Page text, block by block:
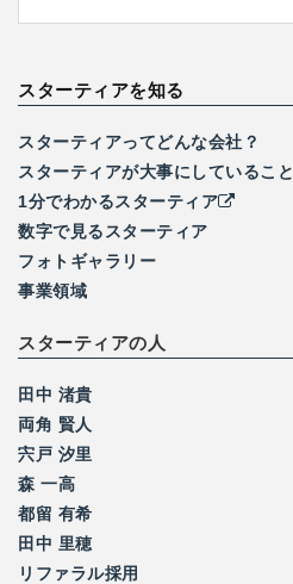
スターティアを知る
スターティアってどんな会社？
スターティアが大事にしていること
1分でわかるスターティア
数字で見るスターティア
フォトギャラリー
事業領域
スターティアの人
田中 渚貴
両角 賢人
宍戸 汐里
森 一高
都留 有希
田中 里穂
リファラル採用